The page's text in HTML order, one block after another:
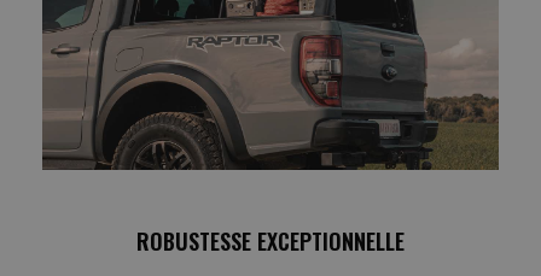
ROBUSTESSE EXCEPTIONNELLE